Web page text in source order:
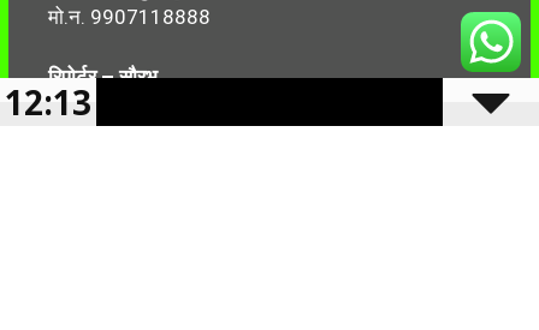
मो.न. 9907118888
रिपोर्टर – सौरभ
मो.न.-7499999906
12:13